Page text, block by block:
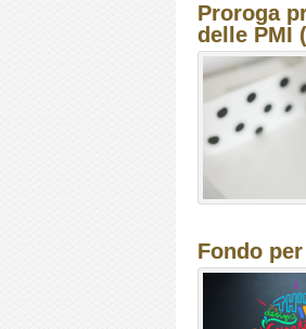
Proroga
delle PMI
Fondo